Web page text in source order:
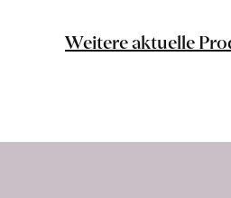
ab
Weitere aktuelle